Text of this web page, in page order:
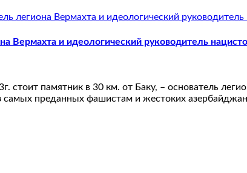
Вермахта и идеологический руководитель
памятник в 30 км. от Баку, – основатель
преданных фашистам и жестоких